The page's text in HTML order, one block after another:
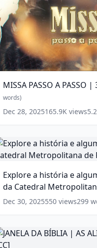
MISSA
PASSO
A
|
31/01/17
[CC]
MISSA PASSO A PASSO
words)
Dec 28, 2025165.9Kviews
Explore
a
história
algumas
curiosidades
da
Catedral
de
Fortaleza
(11
Explore a história e
da Catedral
words)
Dec 30, 2025550views299
JANELA
DA